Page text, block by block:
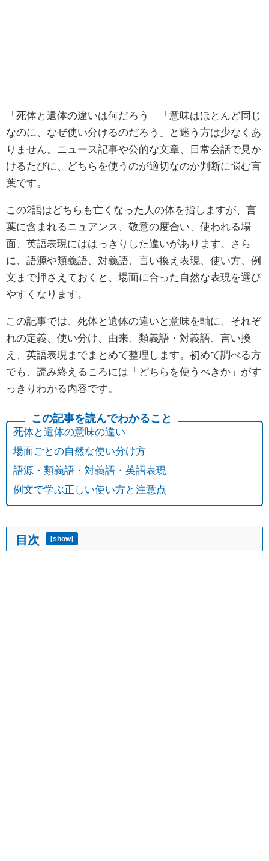
「死体と遺体の違いは何だろう」「意味はほとんど同じ
なのに、なぜ使い分けるのだろう」と迷う方は少なくあ
りません。ニュース記事や公的な文章、日常会話で見か
けるたびに、どちらを使うのが適切なのか判断に悩む言
葉です。
この2語はどちらも亡くなった人の体を指しますが、言
葉に含まれるニュアンス、敬意の度合い、使われる場
面、英語表現にははっきりした違いがあります。さら
に、語源や類義語、対義語、言い換え表現、使い方、例
文まで押さえておくと、場面に合った自然な表現を選び
やすくなります。
この記事では、死体と遺体の違いと意味を軸に、それぞ
れの定義、使い分け、由来、類義語・対義語、言い換
え、英語表現までまとめて整理します。初めて調べる方
でも、読み終えるころには「どちらを使うべきか」がす
っきりわかる内容です。
死体と遺体の意味の違い
場面ごとの自然な使い分け方
語源・類義語・対義語・英語表現
例文で学ぶ正しい使い方と注意点
目次 [show]